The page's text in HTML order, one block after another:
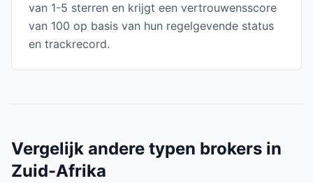
van 1-5 sterren en krijgt een vertrouwensscore
van 100 op basis van hun regelgevende status
en trackrecord.
Vergelijk andere typen brokers in
Zuid-Afrika